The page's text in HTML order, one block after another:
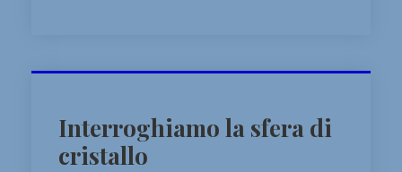
Interroghiamo la sfera di
cristallo